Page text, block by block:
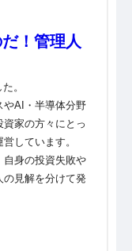
！管理人
。
やAI・半導体分野
家の方々にとっ
しています。
自身の投資失敗や
の見解を分けて発